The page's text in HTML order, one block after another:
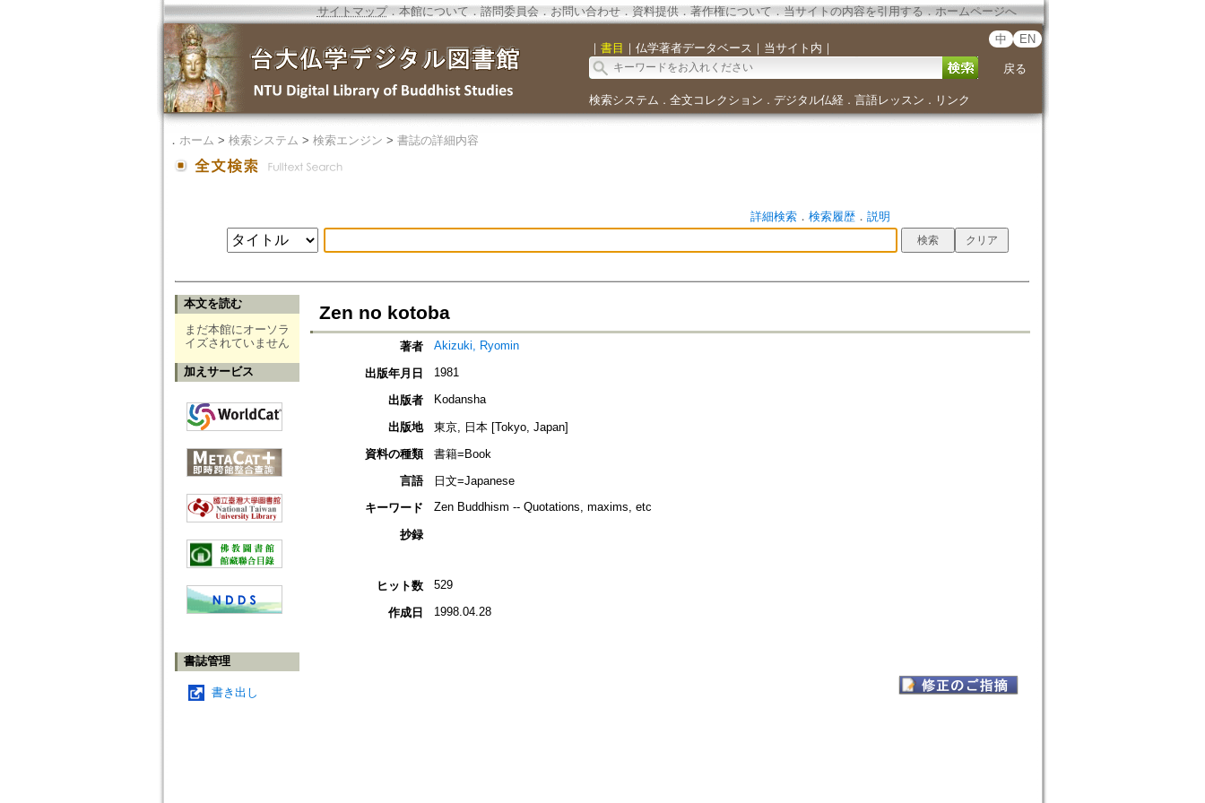
サイトマップ．本館について ． 諮問委員会． お問い合わせ． 資料提供． 著作権について．当サイトの内容を引用する ． ホームページへ
｜ 書目 ｜ 仏学著者データベース ｜ 当サイト内 ｜
中 EN
戻る
検索システム ． 全文コレクション ． デジタル仏経． 言語レッスン ． リンク
． ホーム > 検索システム > 検索エンジン > 書誌の詳細内容
詳細検索． 検索履歴． 説明
本文を読む
まだ本館にオーソラ
イズされていません
加えサービス
書誌管理
書き出し
Zen no kotoba
著者 Akizuki, Ryomin
出版年月日 1981
出版者 Kodansha
出版地
東京, 日本 [Tokyo, Japan]
資料の種類
書籍=Book
言語
日文=Japanese
キーワード
Zen Buddhism -- Quotations, maxims, etc
抄録
ヒット数 529
作成日 1998.04.28